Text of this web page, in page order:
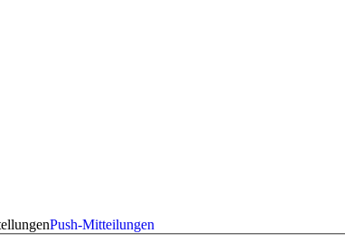
Push-Mitteilungen